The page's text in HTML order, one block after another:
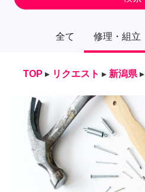
全て 修理・組立
TOP ▸ リクエスト ▸ 新潟県 ▸